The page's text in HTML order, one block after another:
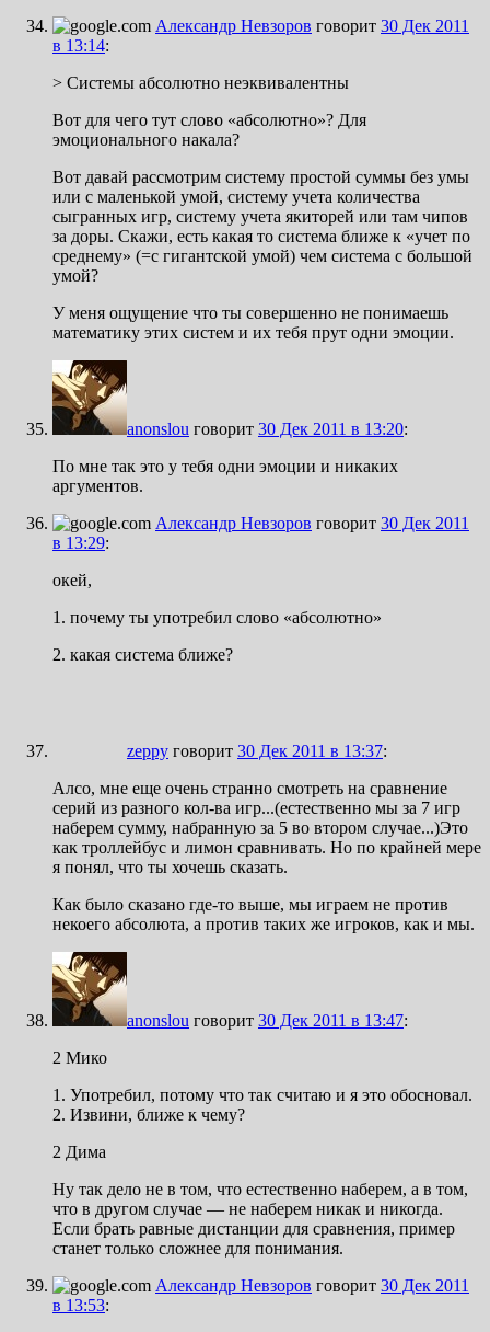
Александр Невзоров говорит 30 Дек 2011
в 13:14:
> Системы абсолютно неэквивалентны
Вот для чего тут слово «абсолютно»? Для
эмоционального накала?
Вот давай рассмотрим систему простой суммы без умы
или с маленькой умой, систему учета количества
сыгранных игр, систему учета якиторей или там чипов
за доры. Скажи, есть какая то система ближе к «учет по
среднему» (=с гигантской умой) чем система с большой
умой?
У меня ощущение что ты совершенно не понимаешь
математику этих систем и их тебя прут одни эмоции.
anonslou говорит 30 Дек 2011 в 13:20:
По мне так это у тебя одни эмоции и никаких
аргументов.
Александр Невзоров говорит 30 Дек 2011
в 13:29:
окей,
1. почему ты употребил слово «абсолютно»
2. какая система ближе?
zeppy говорит 30 Дек 2011 в 13:37:
Алсо, мне еще очень странно смотреть на сравнение
серий из разного кол-ва игр...(естественно мы за 7 игр
наберем сумму, набранную за 5 во втором случае...)Это
как троллейбус и лимон сравнивать. Но по крайней мере
я понял, что ты хочешь сказать.
Как было сказано где-то выше, мы играем не против
некоего абсолюта, а против таких же игроков, как и мы.
anonslou говорит 30 Дек 2011 в 13:47:
2 Мико
1. Употребил, потому что так считаю и я это обосновал.
2. Извини, ближе к чему?
2 Дима
Ну так дело не в том, что естественно наберем, а в том,
что в другом случае — не наберем никак и никогда.
Если брать равные дистанции для сравнения, пример
станет только сложнее для понимания.
Александр Невзоров говорит 30 Дек 2011
в 13:53: